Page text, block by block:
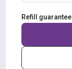
Refill guarantee